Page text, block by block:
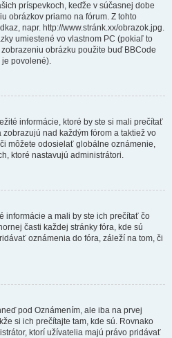
príspevkoch, keďže v súčasnej dobe
obrázkov priamo na fórum. Z tohto
napr. http://www.stránk.xx/obrazok.jpg.
umiestené vo vlastnom PC (pokiaľ to
obrázku použite buď BBCode
je povolené).
informácie, ktoré by ste si mali prečítať
nad každým fórom a taktiež vo
môžete odosielať globálne oznámenie,
ktoré nastavujú administrátori.
informácie a mali by ste ich prečítať čo
časti každej stránky fóra, kde sú
oznámenia do fóra, záleží na tom, či
pod Oznámením, ale iba na prvej
si ich prečítajte tam, kde sú. Rovnako
ktorí užívatelia majú právo pridávať